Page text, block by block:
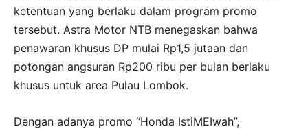
ketentuan yang berlaku dalam program promo
tersebut. Astra Motor NTB menegaskan bahwa
penawaran khusus DP mulai Rp1,5 jutaan dan
potongan angsuran Rp200 ribu per bulan berlaku
khusus untuk area Pulau Lombok.
Dengan adanya promo “Honda IstiMEIwah”,